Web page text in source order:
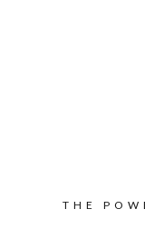
THE